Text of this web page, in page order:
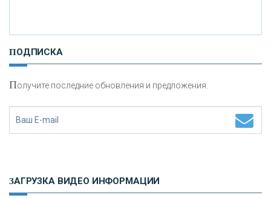
И
сохранения и увеличения капитала
ПОДПИСКА
Получите последние обновления и предложения.
ЗАГРУЗКА ВИДЕО ИНФОРМАЦИИ